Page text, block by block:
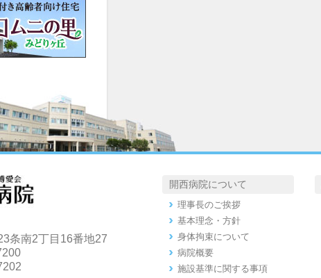
条南2丁目16番地27
開西病院について
理事長のご挨拶
基本理念・方針
身体拘束について
病院概要
施設基準に関する事項